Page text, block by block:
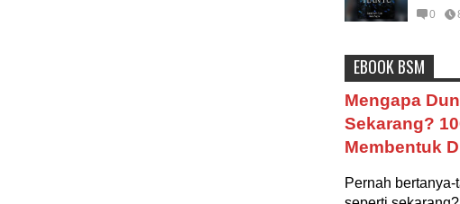
0
Astronomi Biologi
Entertainment
Filsafat
Flora
Indonesia
biar
Ilustrasi/
panjang lebar, namun
seringkas...
EBOOK BSM
Mengapa
Sekarang?
Membentuk
Pernah